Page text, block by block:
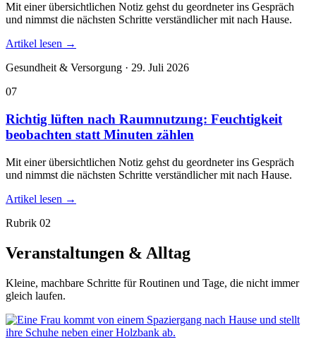
Mit einer übersichtlichen Notiz gehst du geordneter ins Gespräch
und nimmst die nächsten Schritte verständlicher mit nach Hause.
Artikel lesen →
Gesundheit & Versorgung · 29. Juli 2026
07
Richtig lüften nach Raumnutzung: Feuchtigkeit
beobachten statt Minuten zählen
Mit einer übersichtlichen Notiz gehst du geordneter ins Gespräch
und nimmst die nächsten Schritte verständlicher mit nach Hause.
Artikel lesen →
Rubrik 02
Veranstaltungen & Alltag
Kleine, machbare Schritte für Routinen und Tage, die nicht immer
gleich laufen.